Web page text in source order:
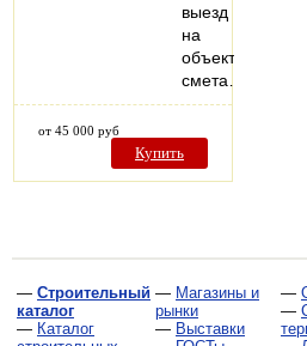
выезд
на
объект,
смета…
от 45 000 руб
Купить
— Строительный
каталог
— Каталог
— Магазины и
рынки
— Выставки
—
—